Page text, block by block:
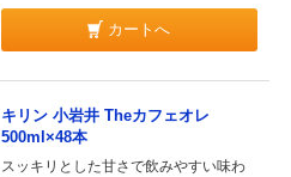
カートへ
キリン 小岩井 Theカフェオレ
500ml×48本
スッキリとした甘さで飲みやすい味わ